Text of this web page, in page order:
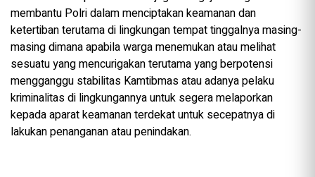
membantu Polri dalam menciptakan keamanan dan
ketertiban terutama di lingkungan tempat tinggalnya masing-
masing dimana apabila warga menemukan atau melihat
sesuatu yang mencurigakan terutama yang berpotensi
mengganggu stabilitas Kamtibmas atau adanya pelaku
kriminalitas di lingkungannya untuk segera melaporkan
kepada aparat keamanan terdekat untuk secepatnya di
lakukan penanganan atau penindakan.